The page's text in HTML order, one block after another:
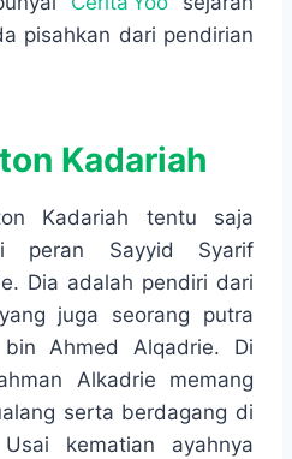
pisahkan dari pendirian
Kadariah
Kadariah tentu saja
peran Sayyid Syarif
Dia adalah pendiri dari
juga seorang putra
Ahmed Alqadrie. Di
Alkadrie memang
serta berdagang di
kematian ayahnya